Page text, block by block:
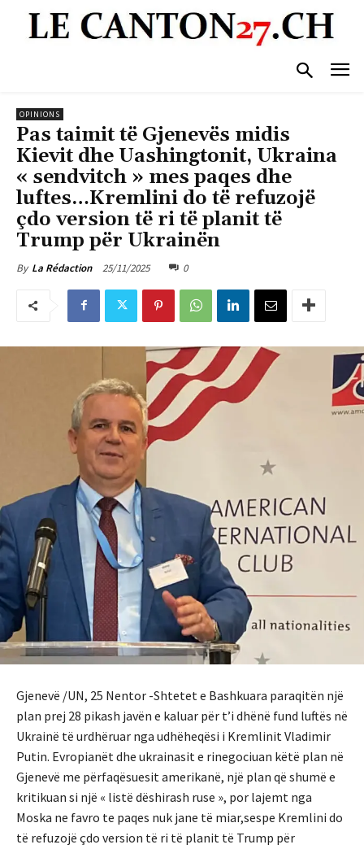
OPINIONS
Pas taimit të Gjenevës midis
Kievit dhe Uashingtonit, Ukraina
« sendvitch » mes paqes dhe
luftes…Kremlini do të refuzojë
çdo version të ri të planit të
Trump për Ukrainën
By La Rédaction 25/11/2025 0
Gjenevë /UN, 25 Nentor -Shtetet e Bashkuara paraqitën një
plan prej 28 pikash javën e kaluar për t’i dhënë fund luftës në
Ukrainë të urdhëruar nga udhëheqësi i Kremlinit Vladimir
Putin. Evropianët dhe ukrainasit e rinegociuan këtë plan në
Gjenevë me përfaqësuesit amerikanë, një plan që shumë e
kritikuan si një « listë dëshirash ruse », por lajemt nga
Moska ne favro te paqes nuk jane të miar,sespe Kremlini do
të refuzojë çdo version të ri të planit të Trump për